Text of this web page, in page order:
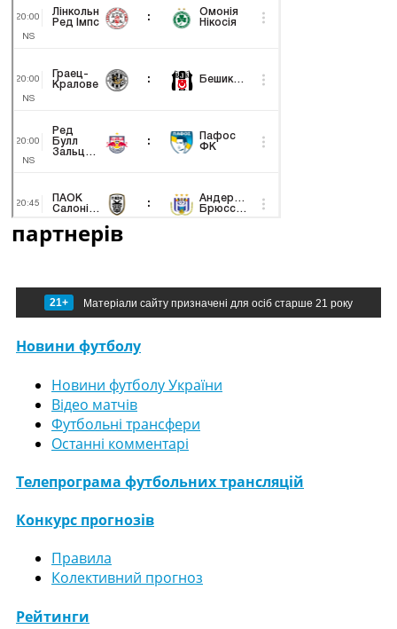
партнерів
21+ Матеріали сайту призначені для осіб старше 21 року
Новини футболу
Новини футболу України
Відео матчів
Футбольні трансфери
Останні комментарі
Телепрограма футбольних трансляцій
Конкурс прогнозів
Правила
Колективний прогноз
Рейтинги